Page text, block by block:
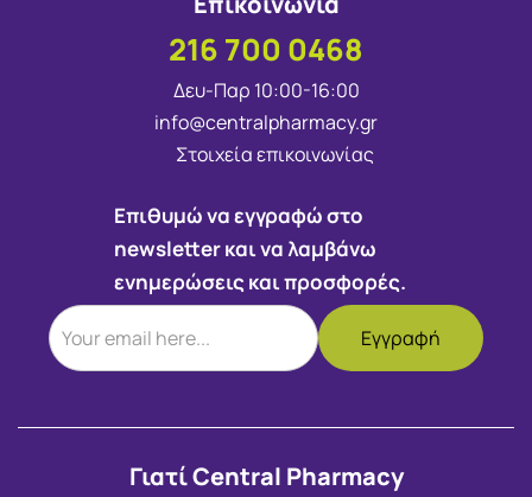
216 700 0468
Δευ-Παρ 10:00-16:00
info@centralpharmacy.gr
Στοιχεία επικοινωνίας
Επιθυμώ να εγγραφώ στο
newsletter και να λαμβάνω
ενημερώσεις και προσφορές.
Γιατί Central Pharmacy